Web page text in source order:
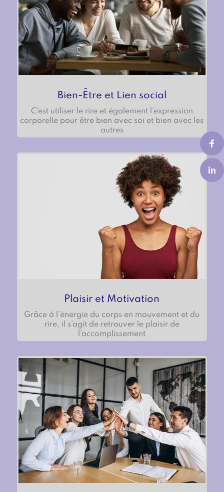
Bien-Être et Lien social
C’est utiliser le rire et également l’expression
corporelle pour être bien avec soi et bien avec les
autres
Plaisir et Motivation
Grâce à l’énergie du corps en mouvement et du
rire, il s’agit de retrouver le plaisir de
l’accomplissement